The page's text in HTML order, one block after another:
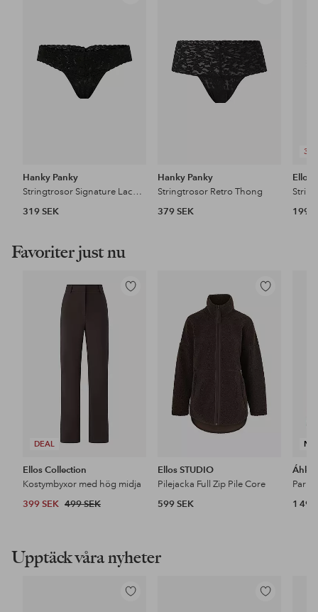
Hanky Panky
Stringtrosor Signature Lace Low Rise Thong
319 SEK
favoriter
Hanky Panky
Stringtrosor Retro Thong
379 SEK
3
Ellos
199
Favoriter just nu
DEAL
Lägg
Ellos Collection
Kostymbyxor med hög midja
399 SEK 499 SEK
Lägg
favoriter
Ellos STUDIO
Pilejacka Full Zip Pile Core
599 SEK
1 499
Upptäck våra nyheter
Lägg
Lägg